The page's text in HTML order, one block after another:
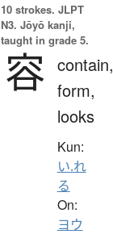
10 strokes. JLPT
N3. Jōyō kanji,
taught in grade 5.
容 contain,
form,
looks
Kun:
い.れ
る
On:
ヨウ